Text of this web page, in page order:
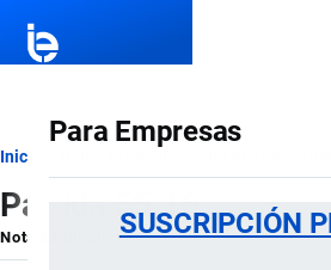
Para Empresas
SUSCRIPCIÓN
Ruta
de
navegación
Inicio
Partida 55.16
Nota ExplicativaporImportaciones …, 19